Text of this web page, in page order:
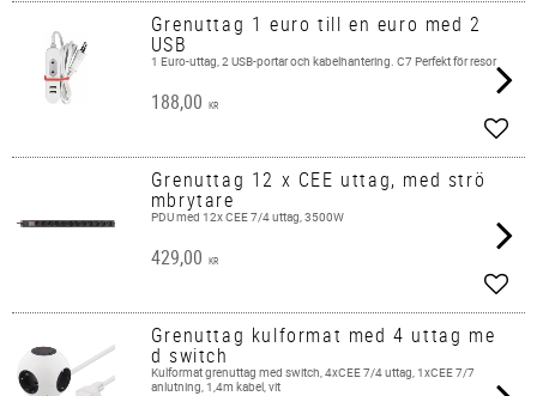
Grenuttag 1 euro till en euro med 2
USB
1 Euro-uttag, 2 USB-portar och kabelhantering. C7 Perfekt för resor
188,00 KR
Grenuttag 12 x CEE uttag, med strö
mbrytare
PDU med 12x CEE 7/4 uttag, 3500W
429,00 KR
Grenuttag kulformat med 4 uttag me
d switch
Kulformat grenuttag med switch, 4xCEE 7/4 uttag, 1xCEE 7/7
anlutning, 1,4m kabel, vit